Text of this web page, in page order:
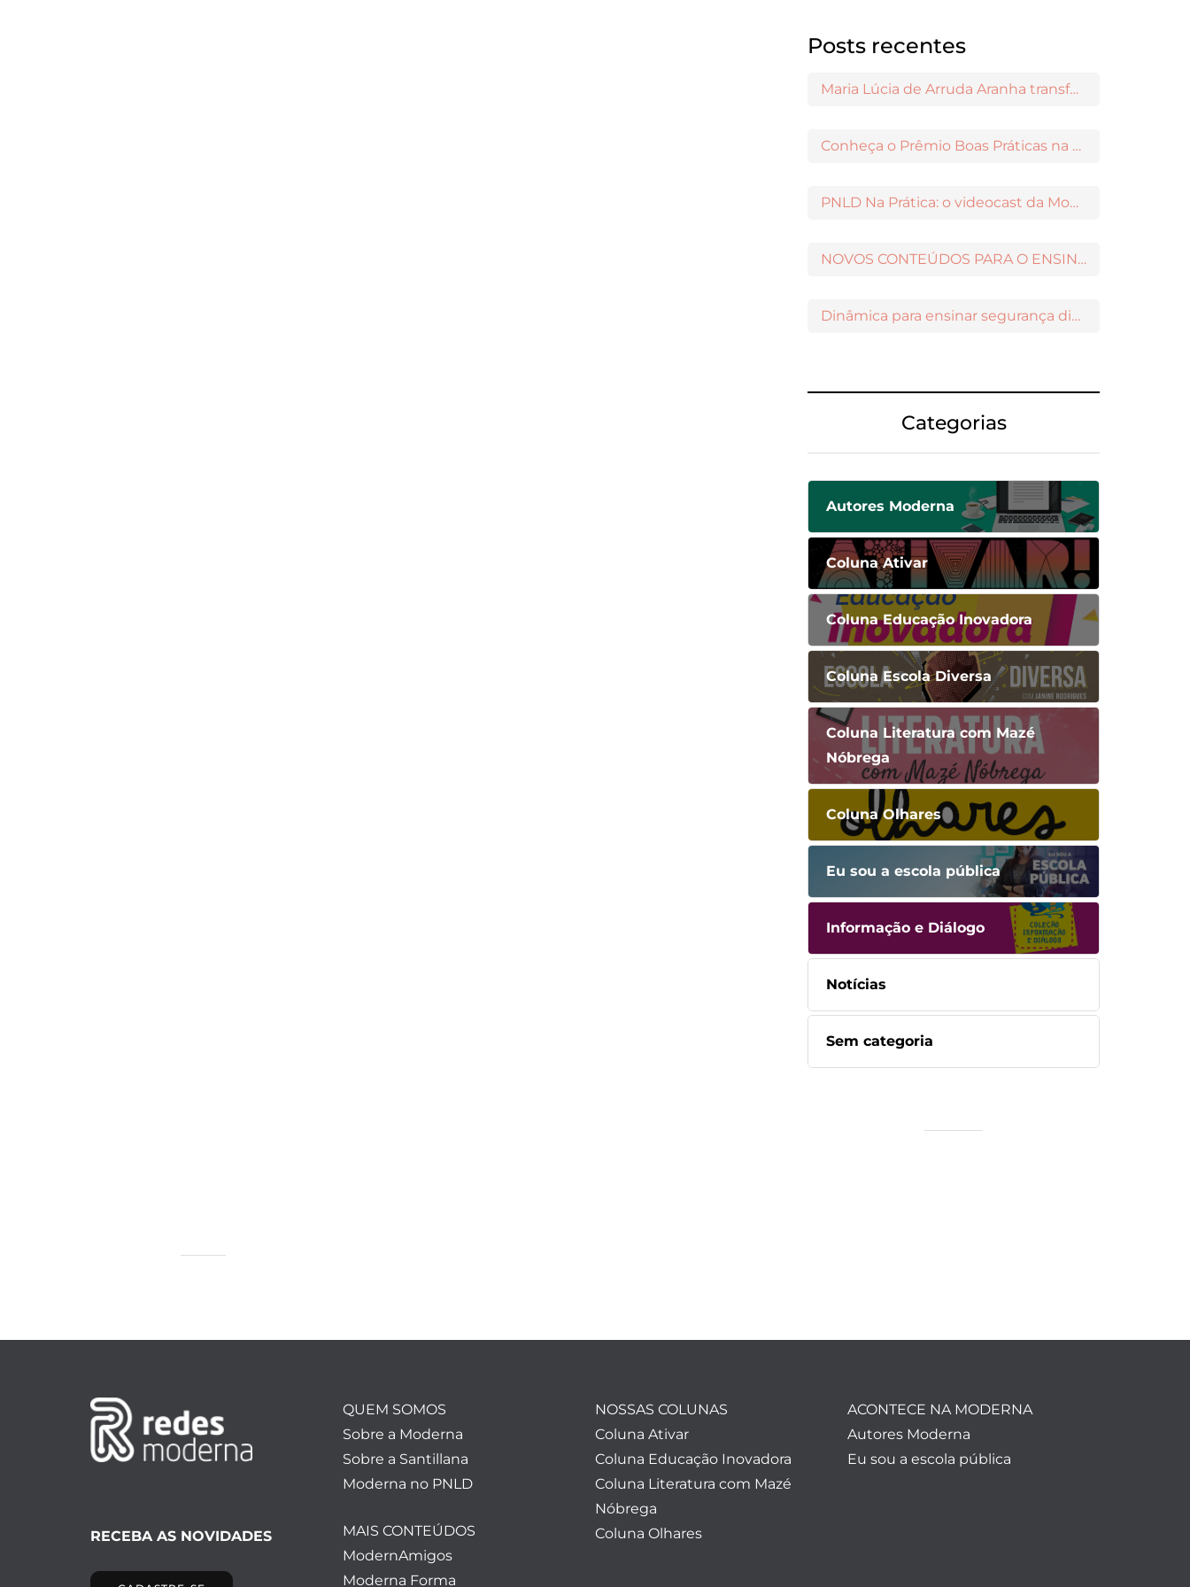
Posts recentes
Maria Lúcia de Arruda Aranha transformou o ensino de Filosofia no Brasil
Conheça o Prêmio Boas Práticas na Escola
PNLD Na Prática: o videocast da Moderna para apoiar a escolha das obras aprovadas
NOVOS CONTEÚDOS PARA O ENSINO MÉDIO DISPONÍVEIS NO MODERNAMIGOS
Dinâmica para ensinar segurança digital nos Anos Iniciais
Categorias
Autores Moderna
Coluna Ativar
Coluna Educação Inovadora
Coluna Escola Diversa
Coluna Literatura com Mazé
Nóbrega
Coluna Olhares
Eu sou a escola pública
Informação e Diálogo
Notícias
Sem categoria
RECEBA AS NOVIDADES
QUEM SOMOS
Sobre a Moderna
Sobre a Santillana
Moderna no PNLD
MAIS CONTEÚDOS
ModernAmigos
Moderna Forma
NOSSAS COLUNAS
Coluna Ativar
Coluna Educação Inovadora
Coluna Literatura com Mazé
Nóbrega
Coluna Olhares
ACONTECE NA MODERNA
Autores Moderna
Eu sou a escola pública